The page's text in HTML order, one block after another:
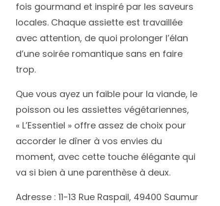
fois gourmand et inspiré par les saveurs
locales. Chaque assiette est travaillée
avec attention, de quoi prolonger l’élan
d’une soirée romantique sans en faire
trop.
Que vous ayez un faible pour la viande, le
poisson ou les assiettes végétariennes,
« L’Essentiel » offre assez de choix pour
accorder le dîner à vos envies du
moment, avec cette touche élégante qui
va si bien à une parenthèse à deux.
Adresse : 11-13 Rue Raspail, 49400 Saumur